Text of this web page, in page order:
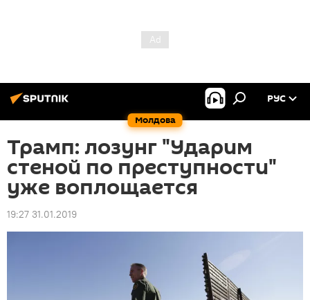
Молдова
РУС
Трамп: лозунг "Ударим
стеной по преступности"
уже воплощается
19:27 31.01.2019